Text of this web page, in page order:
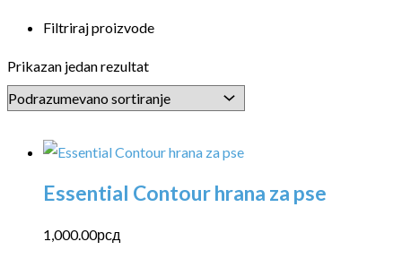
Filtriraj proizvode
Prikazan jedan rezultat
Essential Contour hrana za pse
1,000.00рсд